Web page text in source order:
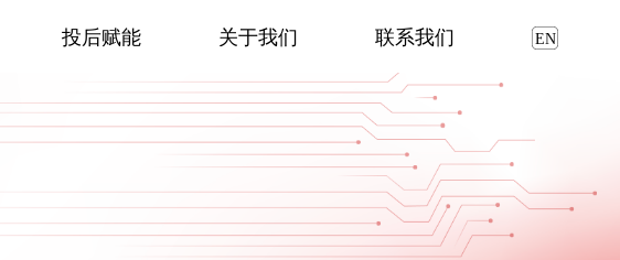
投后赋能 关于我们 联系我们